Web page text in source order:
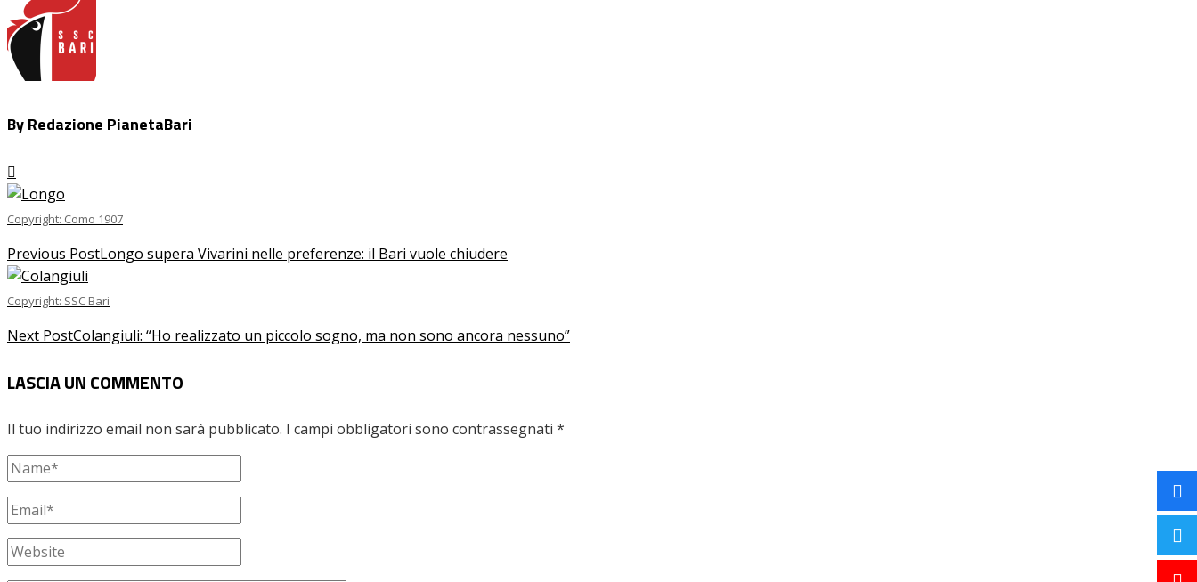
By Redazione PianetaBari
Copyright: Como 1907
Previous PostLongo supera Vivarini nelle preferenze: il Bari vuole chiudere
Copyright: SSC Bari
Next PostColangiuli: “Ho realizzato un piccolo sogno, ma non sono ancora nessuno”
LASCIA UN COMMENTO
Il tuo indirizzo email non sarà pubblicato. I campi obbligatori sono contrassegnati *